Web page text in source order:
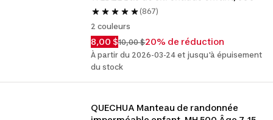
(867)
2 couleurs
8,00 $10,00 $20% de réduction
À partir du 2026-03-24 et jusqu'à épuisement
du stock
QUECHUA Manteau de randonnée